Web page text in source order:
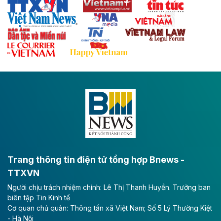
với hệ thống cửa khẩu quốc tế tại Lạng Sơn.
Theo baodautu.vn
Đề xuất đầu tư 11.500 tỷ đồng xây dựng cao
tốc CT.11 qua Ninh Bình
Đông A dài khoảng 25,1 km được kỳ vọng sẽ tạo động
lực phát triển kinh tế - xã hội khu vực phía Nam đồng
Long Thành
Tổng công ty Cảng hàng không Việt Nam - CTCP
(ACV) vừa lập kỷ lục mới về lợi nhuận trong quý
II/2026.
Trang thông tin điện tử tổng hợp Bnews -
TTXVN
Người chịu trách nhiệm chính: Lê Thị Thanh Huyền. Trưởng ban
biên tập Tin Kinh tế
Cơ quan chủ quản: Thông tấn xã Việt Nam; Số 5 Lý Thường Kiệt
- Hà Nội